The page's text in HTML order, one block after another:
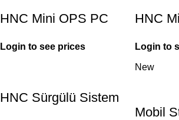
HNC Mini OPS PC
Login to see prices
HNC
Login to
HNC Sürgülü Sistem
New
Mobil